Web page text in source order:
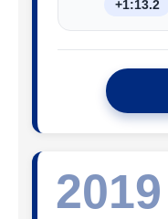
+1:13.2
2019